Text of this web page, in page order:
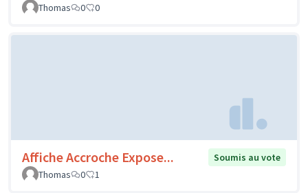
Thomas
0 0
Affiche Accroche Expose...
Soumis au vote
Thomas
0 1